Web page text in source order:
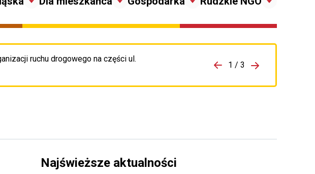
ruchu drogowego na części ul.
Przejdź do porzpedniego komunikatu 1 / 3
Przejdź do
Najświeższe aktualności